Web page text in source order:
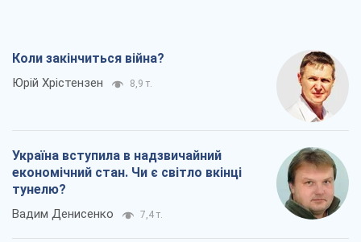
Коли закінчиться війна?
Юрій Хрістензен 8,9 т.
Україна вступила в надзвичайний
економічний стан. Чи є світло вкінці
тунелю?
Вадим Денисенко 7,4 т.